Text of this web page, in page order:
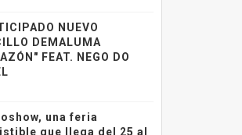
NUEVO
DEMALUMA
FEAT. NEGO DO
una feria
que llega del 25 al